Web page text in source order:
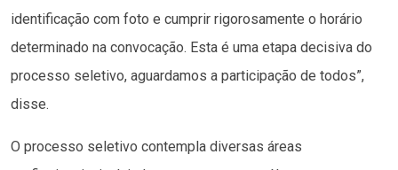
identificação com foto e cumprir rigorosamente o horário
determinado na convocação. Esta é uma etapa decisiva do
processo seletivo, aguardamos a participação de todos”,
disse.
O processo seletivo contempla diversas áreas